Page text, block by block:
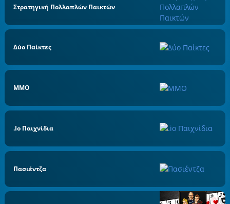
Στρατηγική Πολλαπλών Παικτών
Δύο Παίκτες
MMO
.io Παιχνίδια
Πασιέντζα